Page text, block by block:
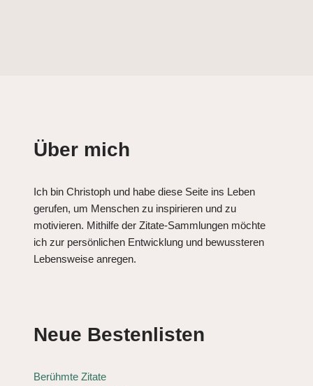
Über mich
Ich bin Christoph und habe diese Seite ins Leben
gerufen, um Menschen zu inspirieren und zu
motivieren. Mithilfe der Zitate-Sammlungen möchte
ich zur persönlichen Entwicklung und bewussteren
Lebensweise anregen.
Neue Bestenlisten
Berühmte Zitate